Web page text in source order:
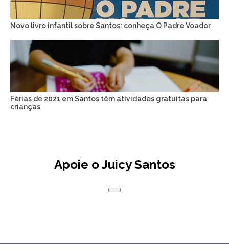
Novo livro infantil sobre Santos: conheça O Padre Voador
Férias de 2021 em Santos têm atividades gratuitas para
crianças
Apoie o Juicy Santos